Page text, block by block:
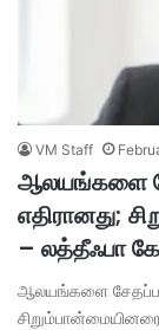
VM Staff
ஆலயங்களை
எதிரானது;
– லத்தீஃபா
ஆலயங்களை